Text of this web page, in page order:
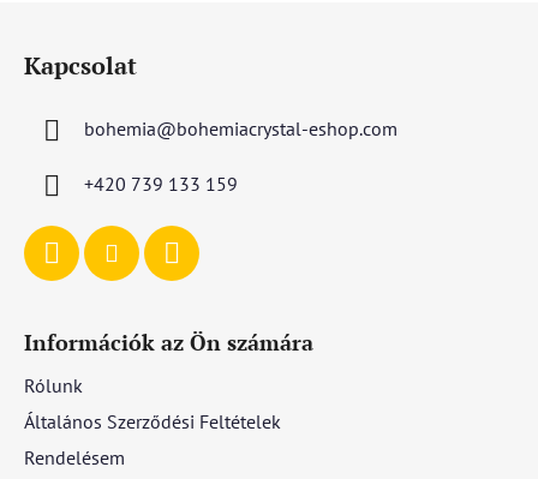
Kapcsolat
bohemia@bohemiacrystal-eshop.com
+420 739 133 159
Információk az Ön számára
Rólunk
Általános Szerződési Feltételek
Rendelésem